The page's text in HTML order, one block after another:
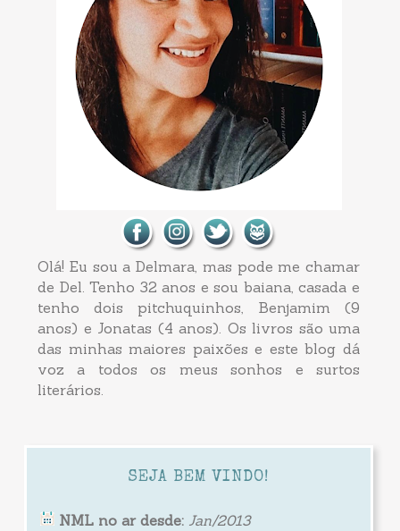
Olá! Eu sou a Delmara, mas pode me chamar
de Del. Tenho 32 anos e sou baiana, casada e
tenho dois pitchuquinhos, Benjamim (9
anos) e Jonatas (4 anos). Os livros são uma
das minhas maiores paixões e este blog dá
voz a todos os meus sonhos e surtos
literários.
SEJA BEM VINDO!
NML no ar desde: Jan/2013